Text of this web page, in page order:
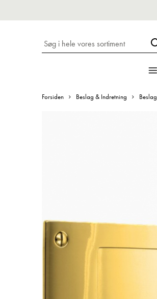
Forsiden Beslag & Indretning Beslag